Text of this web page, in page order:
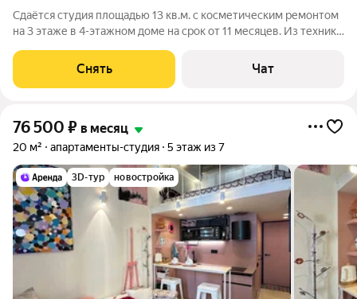
Сдаётся студия площадью 13 кв.м. с косметическим ремонтом
на 3 этаже в 4-этажном доме на срок от 11 месяцев. Из техники
панельный, окна выходят во двор. Коммунальные услуги по
счетчикам
Снять Чат
76 500 ₽ в месяц
20 м² апартаменты-студия 5 этаж из 7
3D-тур новостройка